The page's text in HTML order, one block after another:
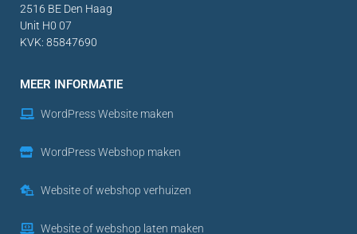
2516 BE Den Haag
Unit H0 07
KVK: 85847690
MEER INFORMATIE
WordPress Website maken
WordPress Webshop maken
Website of webshop verhuizen
Website of webshop laten maken